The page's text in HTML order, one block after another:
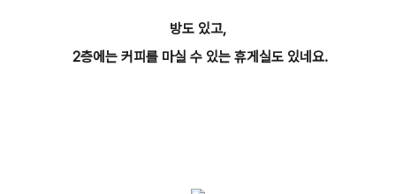
방도 있고,
2층에는 커피를 마실 수 있는 휴게실도 있네요.